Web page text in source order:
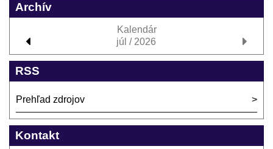
Archív
Kalendár
júl / 2026
RSS
Prehľad zdrojov
Kontakt